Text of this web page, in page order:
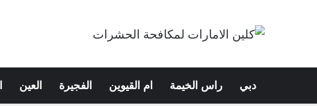
دبي راس الخيمة ام القيوين الفجيرة العين